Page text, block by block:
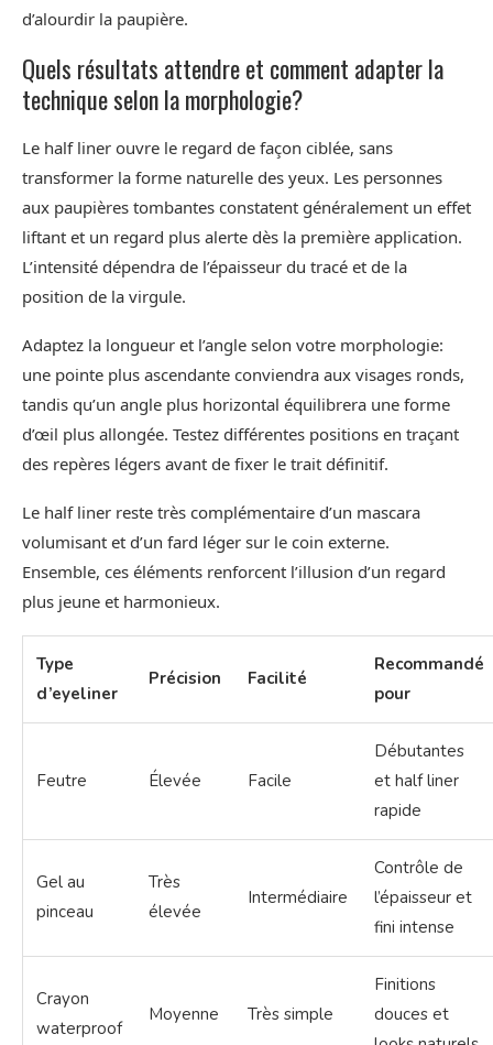
d’alourdir la paupière.
Quels résultats attendre et comment adapter la
technique selon la morphologie?
Le half liner ouvre le regard de façon ciblée, sans
transformer la forme naturelle des yeux. Les personnes
aux paupières tombantes constatent généralement un effet
liftant et un regard plus alerte dès la première application.
L’intensité dépendra de l’épaisseur du tracé et de la
position de la virgule.
Adaptez la longueur et l’angle selon votre morphologie:
une pointe plus ascendante conviendra aux visages ronds,
tandis qu’un angle plus horizontal équilibrera une forme
d’œil plus allongée. Testez différentes positions en traçant
des repères légers avant de fixer le trait définitif.
Le half liner reste très complémentaire d’un mascara
volumisant et d’un fard léger sur le coin externe.
Ensemble, ces éléments renforcent l’illusion d’un regard
plus jeune et harmonieux.
Type
d’eyeliner
Précision Facilité
Recommandé
pour
Feutre Élevée Facile
Débutantes
et half liner
rapide
Gel au
pinceau
Très
élevée
Intermédiaire
Contrôle de
l’épaisseur et
fini intense
Crayon
waterproof
Moyenne Très simple
Finitions
douces et